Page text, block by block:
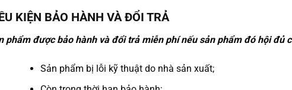
KIỆN BẢO HÀNH VÀ ĐỔI TRẢ
phẩm được bảo hành và đổi trả miễn phí nếu sản phẩm đó hội đủ
Sản phẩm bị lỗi kỹ thuật do nhà sản xuất;